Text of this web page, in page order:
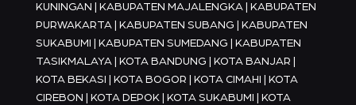
KUNINGAN | KABUPATEN MAJALENGKA | KABUPATEN
PURWAKARTA | KABUPATEN SUBANG | KABUPATEN
SUKABUMI | KABUPATEN SUMEDANG | KABUPATEN
TASIKMALAYA | KOTA BANDUNG | KOTA BANJAR |
KOTA BEKASI | KOTA BOGOR | KOTA CIMAHI | KOTA
CIREBON | KOTA DEPOK | KOTA SUKABUMI | KOTA